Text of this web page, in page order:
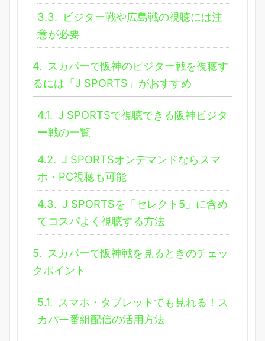
3.3. ビジター戦や広島戦の視聴には注
意が必要
4. スカパーで阪神のビジター戦を視聴す
るには「J SPORTS」がおすすめ
4.1. J SPORTSで視聴できる阪神ビジタ
ー戦の一覧
4.2. J SPORTSオンデマンドならスマ
ホ・PC視聴も可能
4.3. J SPORTSを「セレクト5」に含め
てコスパよく視聴する方法
5. スカパーで阪神戦を見るときのチェッ
クポイント
5.1. スマホ・タブレットでも見れる！ス
カパー番組配信の活用方法